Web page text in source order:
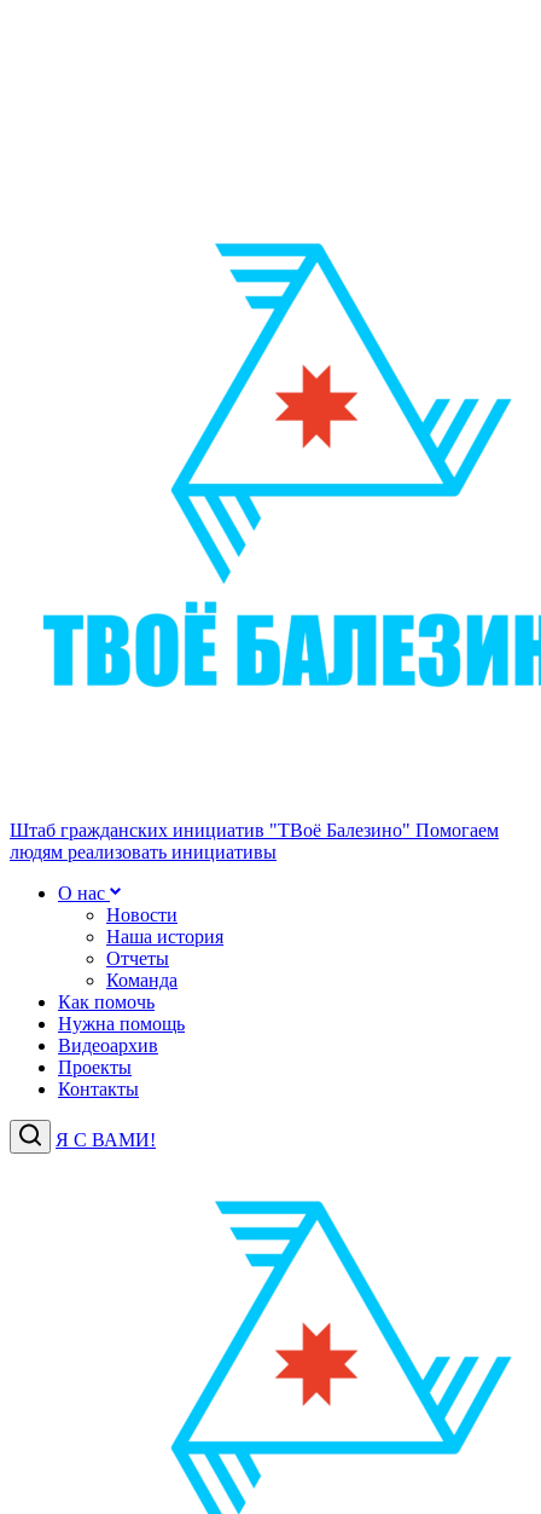
Штаб гражданских инициатив "ТВоё Балезино" Помогаем
людям реализовать инициативы
О нас
Новости
Наша история
Отчеты
Команда
Как помочь
Нужна помощь
Видеоархив
Проекты
Контакты
Я С ВАМИ!